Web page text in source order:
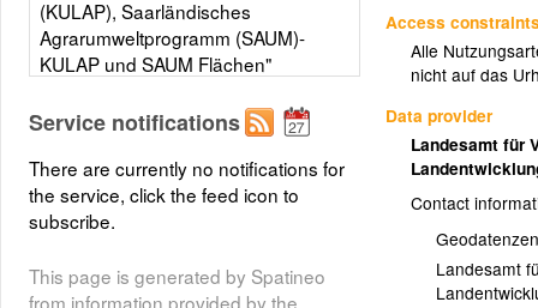
Access
Alle
nicht auf das
Data provider
Landesamt für
Contact
Landesamt
(KULAP), Saarländisches
Agrarumweltprogramm (SAUM)-
KULAP und SAUM Flächen"
Service notifications
There are currently no notifications for
the service, click the feed icon to
subscribe.
This page is generated by Spatineo
from information provided by the